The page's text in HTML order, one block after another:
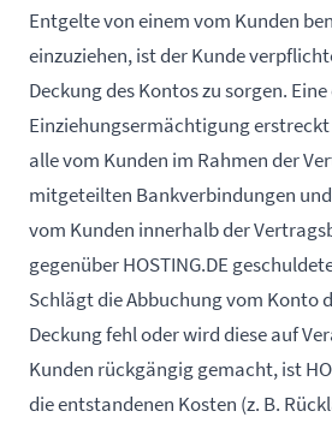
Entgelte von einem vom Kunden
einzuziehen, ist der Kunde
Deckung des Kontos zu sorgen.
Einziehungsermächtigung
alle vom Kunden im Rahmen der
mitgeteilten Bankverbindungen
vom Kunden innerhalb der
gegenüber HOSTING.DE
Schlägt die Abbuchung vom Konto
Deckung fehl oder wird diese auf
Kunden rückgängig gemacht, ist
die entstandenen Kosten (z. B.